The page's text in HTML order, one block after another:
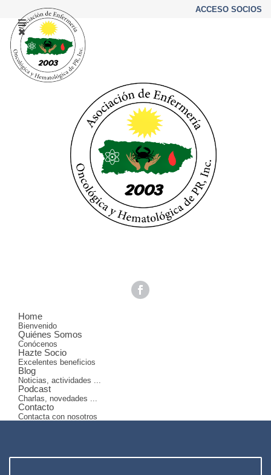
ACCESO SOCIOS
Home
Bienvenido
Quiénes Somos
Conócenos
Hazte Socio
Excelentes beneficios
Blog
Noticias, actividades ...
Podcast
Charlas, novedades ...
Contacto
Contacta con nosotros